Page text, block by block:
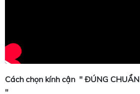
Cách chọn kính cận " ĐÚNG CHUẨN
"